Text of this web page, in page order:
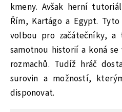
kmeny. Avšak herní
Řím, Kartágo a Egypt.
volbou pro začátečníky,
samotnou historií a koná
rozmachů. Tudíž hráč
surovin a možností,
disponovat.